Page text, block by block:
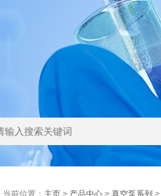
当前位置： 主页> 产品中心> 真空泵系列 >